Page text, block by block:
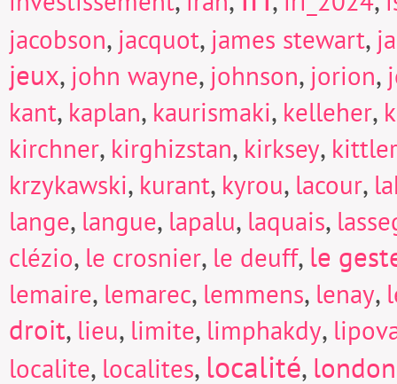
jacobson, jacquot, james stewart,
jeux, john wayne, johnson, jorion,
kant, kaplan, kaurismaki, kelleher,
kirchner, kirghizstan, kirksey, kittler
krzykawski, kurant, kyrou, lacour,
lange, langue, lapalu, laquais,
clézio, le crosnier, le deuff, le
lemaire, lemarec, lemmens, lenay,
droit, lieu, limite, limphakdy,
localite, localites, localité, london